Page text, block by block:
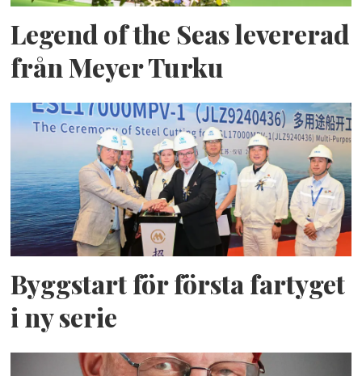
Legend of the Seas levererad
från Meyer Turku
Byggstart för första fartyget
i ny serie